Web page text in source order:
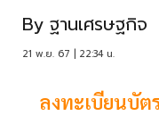
By ฐานเศรษฐกิจ
21 พ.ย. 67 | 22:34 น.
ลงทะเบียนบัต